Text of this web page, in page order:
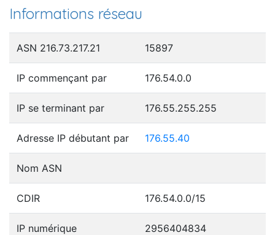
Informations réseau
ASN 216.73.217.21 15897
IP commençant par 176.54.0.0
IP se terminant par 176.55.255.255
Adresse IP débutant par 176.55.40
Nom ASN
CDIR 176.54.0.0/15
IP numérique 2956404834